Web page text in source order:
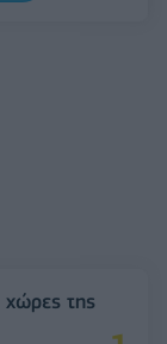
χώρες της